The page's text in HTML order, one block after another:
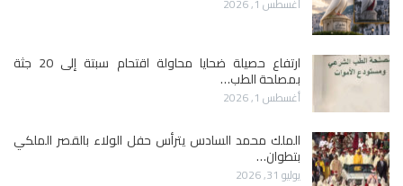
أغسطس 1, 2026
ارتفاع حصيلة ضحايا محاولة اقتحام سبتة إلى 20 جثة
بمصلحة الطب…
أغسطس 1, 2026
الملك محمد السادس يترأس حفل الولاء بالقصر الملكي
بتطوان…
يوليو 31, 2026